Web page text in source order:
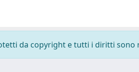
da copyright e tutti i diritti sono